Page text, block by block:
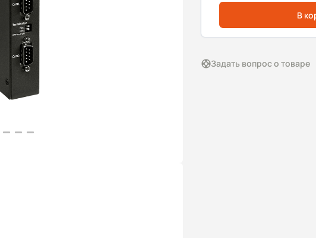
В
Задать вопрос о товаре